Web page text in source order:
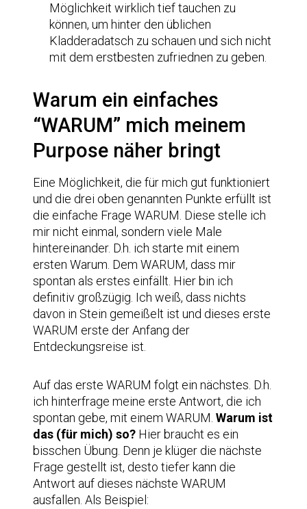
Möglichkeit wirklich tief tauchen zu
können, um hinter den üblichen
Kladderadatsch zu schauen und sich nicht
mit dem erstbesten zufriednen zu geben.
Warum ein einfaches
“WARUM” mich meinem
Purpose näher bringt
Eine Möglichkeit, die für mich gut funktioniert
und die drei oben genannten Punkte erfüllt ist
die einfache Frage WARUM. Diese stelle ich
mir nicht einmal, sondern viele Male
hintereinander. D.h. ich starte mit einem
ersten Warum. Dem WARUM, dass mir
spontan als erstes einfällt. Hier bin ich
definitiv großzügig. Ich weiß, dass nichts
davon in Stein gemeißelt ist und dieses erste
WARUM erste der Anfang der
Entdeckungsreise ist.
Auf das erste WARUM folgt ein nächstes. D.h.
ich hinterfrage meine erste Antwort, die ich
spontan gebe, mit einem WARUM. Warum ist
das (für mich) so? Hier braucht es ein
bisschen Übung. Denn je klüger die nächste
Frage gestellt ist, desto tiefer kann die
Antwort auf dieses nächste WARUM
ausfallen. Als Beispiel: